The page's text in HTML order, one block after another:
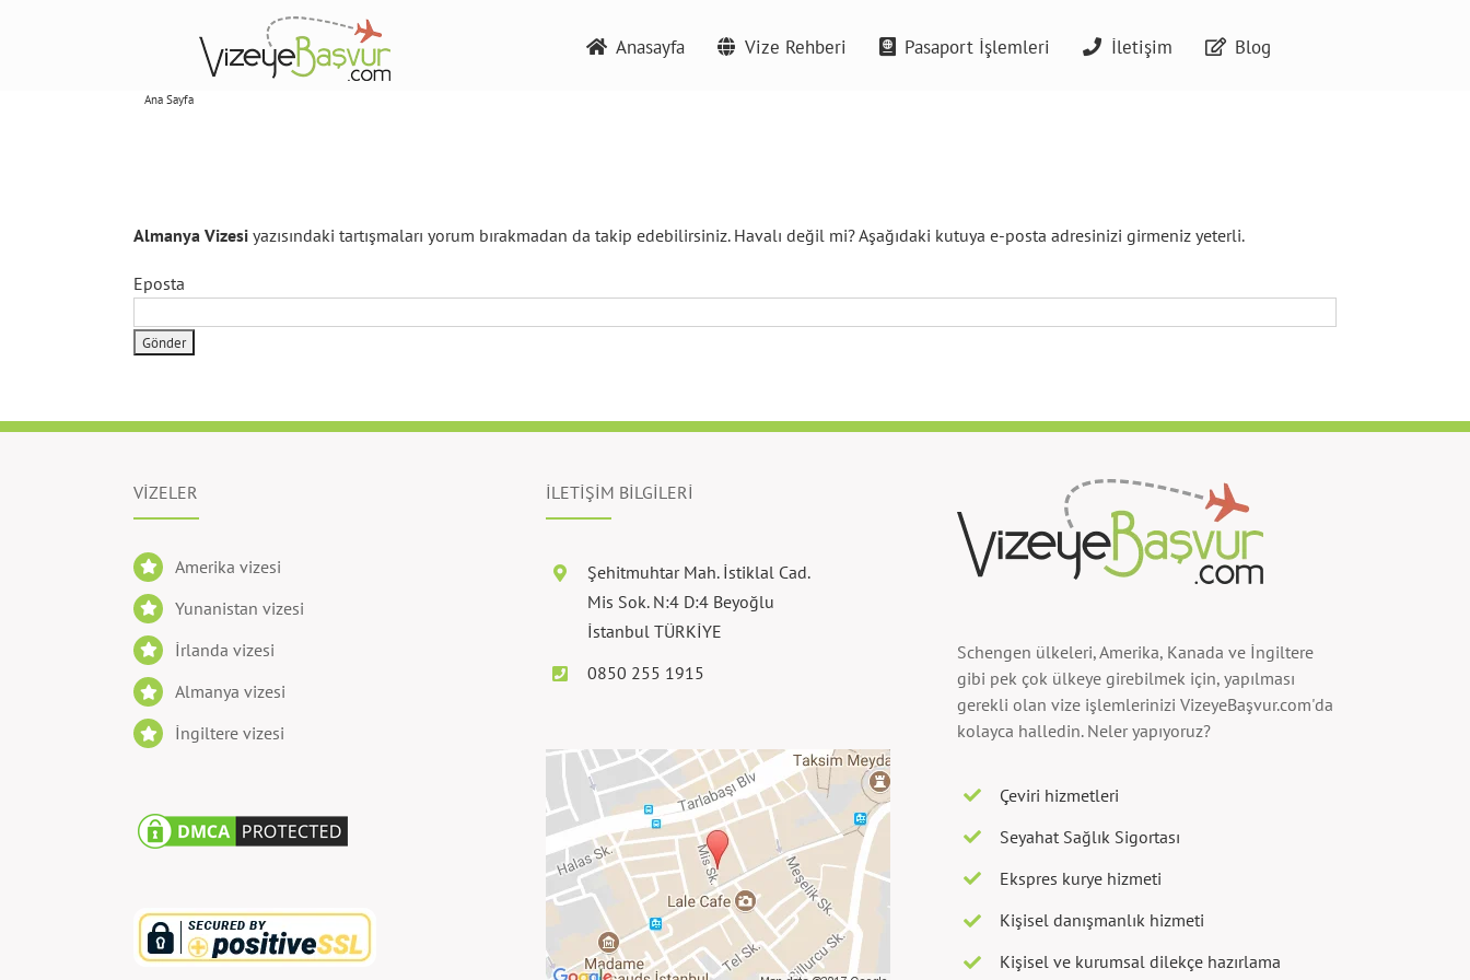
Anasayfa Vize Rehberi Pasaport İşlemleri İletişim Blog
Ana Sayfa
Almanya Vizesi yazısındaki tartışmaları yorum bırakmadan da takip edebilirsiniz. Havalı değil mi? Aşağıdaki kutuya e-posta adresinizi girmeniz yeterli.
Eposta
VİZELER
Amerika vizesi
Yunanistan vizesi
İrlanda vizesi
Almanya vizesi
İngiltere vizesi
İLETİŞİM BİLGİLERİ
Şehitmuhtar Mah. İstiklal Cad.
Mis Sok. N:4 D:4 Beyoğlu
İstanbul TÜRKİYE
0850 255 1915
Schengen ülkeleri, Amerika, Kanada ve İngiltere
gibi pek çok ülkeye girebilmek için, yapılması
gerekli olan vize işlemlerinizi VizeyeBaşvur.com'da
kolayca halledin. Neler yapıyoruz?
Çeviri hizmetleri
Seyahat Sağlık Sigortası
Ekspres kurye hizmeti
Kişisel danışmanlık hizmeti
Kişisel ve kurumsal dilekçe hazırlama